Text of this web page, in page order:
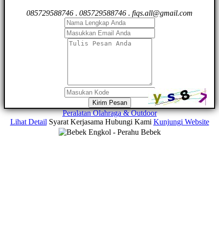
085729588746 . 085729588746 . fiqs.all@gmail.com
Kirim Pesan
Peralatan Olahraga & Outdoor
Lihat Detail Syarat Kerjasama Hubungi Kami Kunjungi Website